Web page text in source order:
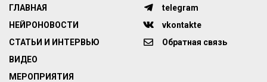
ГЛАВНАЯ
НЕЙРОНОВОСТИ
СТАТЬИ И ИНТЕРВЬЮ
ВИДЕО
МЕРОПРИЯТИЯ
telegram
vkontakte
Обратная связь